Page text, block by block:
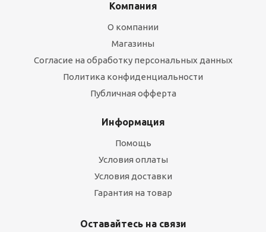
Компания
О компании
Магазины
Согласие на обработку персональных данных
Политика конфиденциальности
Публичная офферта
Информация
Помощь
Условия оплаты
Условия доставки
Гарантия на товар
Оставайтесь на связи